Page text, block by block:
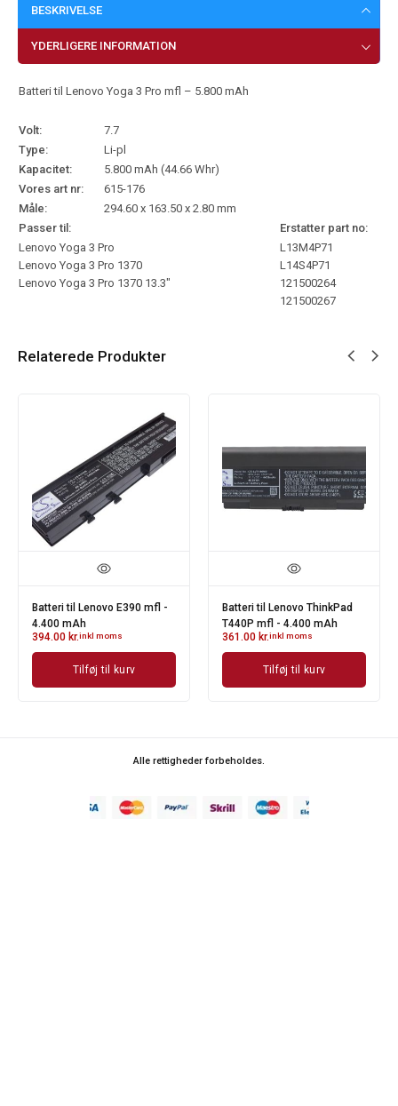
BESKRIVELSE
YDERLIGERE INFORMATION
Batteri til Lenovo Yoga 3 Pro mfl – 5.800 mAh
Volt:
7.7
Type:
Li-pl
Kapacitet:
5.800 mAh (44.66 Whr)
Vores art nr:
615-176
Måle:
294.60 x 163.50 x 2.80 mm
Passer til:
Erstatter part no:
Lenovo Yoga 3 Pro
Lenovo Yoga 3 Pro 1370
Lenovo Yoga 3 Pro 1370 13.3″
L13M4P71
L14S4P71
121500264
121500267
Relaterede Produkter
Batteri til Lenovo E390 mfl -
4.400 mAh
394.00 kr.inkl moms
Tilføj til kurv
Batteri til Lenovo ThinkPad
T440P mfl - 4.400 mAh
361.00 kr.inkl moms
Tilføj til kurv
Alle rettigheder forbeholdes.